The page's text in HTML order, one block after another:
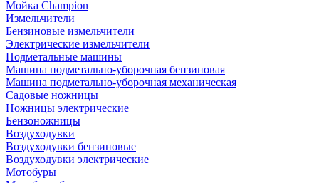
Мойка Champion
Измельчители
Бензиновые измельчители
Электрические измельчители
Подметальные машины
Машина подметально-уборочная бензиновая
Машина подметально-уборочная механическая
Садовые ножницы
Ножницы электрические
Бензоножницы
Воздуходувки
Воздуходувки бензиновые
Воздуходувки электрические
Мотобуры